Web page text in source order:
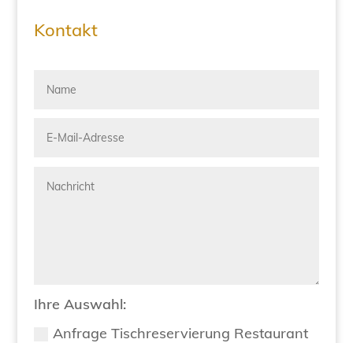
Kontakt
Ihre Auswahl:
Anfrage Tischreservierung Restaurant